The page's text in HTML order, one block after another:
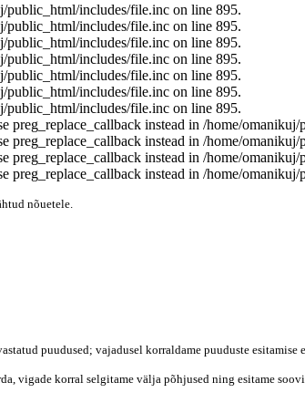
public_html/includes/file.inc on line 895.
public_html/includes/file.inc on line 895.
public_html/includes/file.inc on line 895.
public_html/includes/file.inc on line 895.
public_html/includes/file.inc on line 895.
public_html/includes/file.inc on line 895.
public_html/includes/file.inc on line 895.
preg_replace_callback instead in /home/
preg_replace_callback instead in /home/
preg_replace_callback instead in /home/
preg_replace_callback instead in /home/
nõuetele.
puudused; vajadusel korraldame puuduste
vigade korral selgitame välja põhjused ning esitame